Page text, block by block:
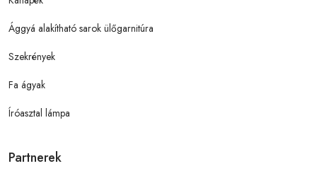
Ággyá alakítható sarok ülőgarnitúra
Szekrények
Fa ágyak
Íróasztal lámpa
Partnerek